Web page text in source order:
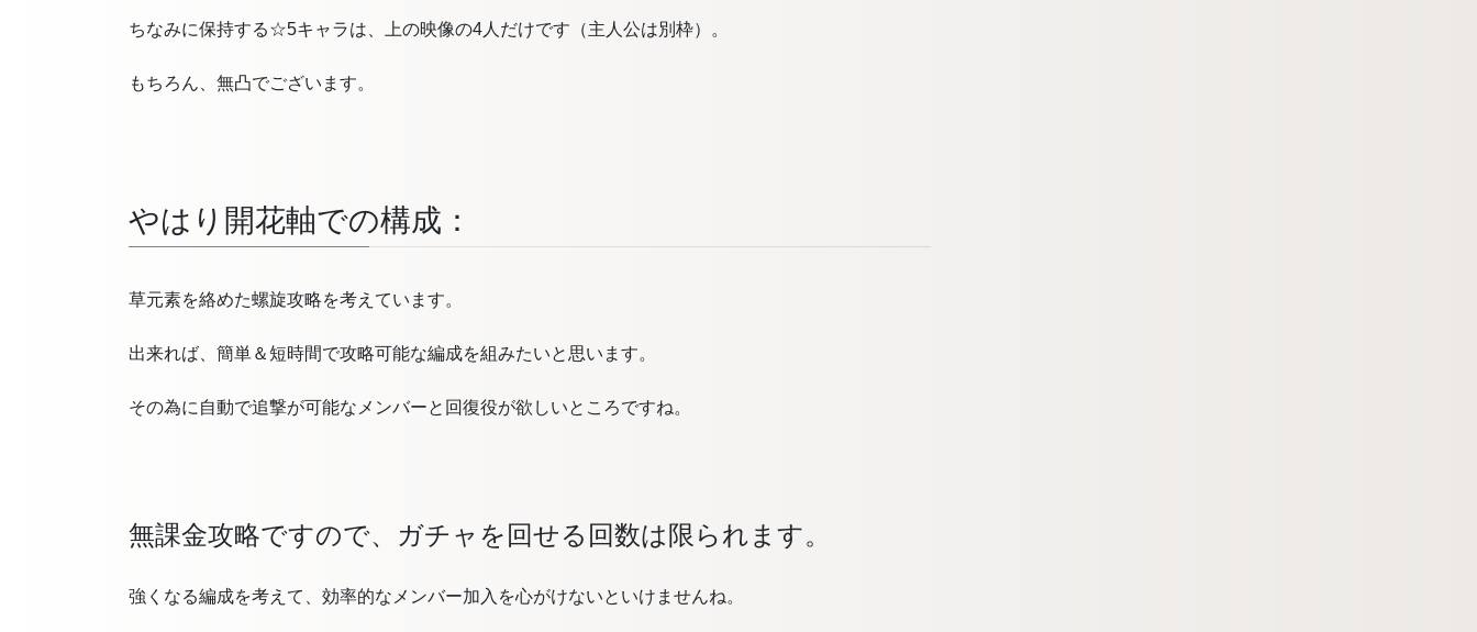
ちなみに保持する☆5キャラは、上の映像の4人だけです（主人公は別枠）。
もちろん、無凸でございます。
やはり開花軸での構成：
草元素を絡めた螺旋攻略を考えています。
出来れば、簡単＆短時間で攻略可能な編成を組みたいと思います。
その為に自動で追撃が可能なメンバーと回復役が欲しいところですね。
無課金攻略ですので、ガチャを回せる回数は限られます。
強くなる編成を考えて、効率的なメンバー加入を心がけないといけませんね。